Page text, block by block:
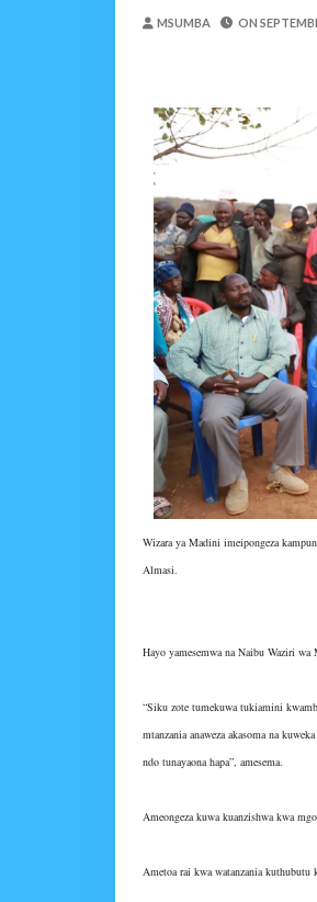
DKT.
Alex Sonna
MSUMBA ON
Wizara ya Madini imeipongeza
Almasi.
Hayo yamesemwa na Naibu Waziri
“Siku zote tumekuwa tukiamini
mtanzania anaweza akasoma na
ndo tunayaona hapa”, amesema.
Ameongeza kuwa kuanzishwa kwa
Ametoa rai kwa watanzania kuthubutu